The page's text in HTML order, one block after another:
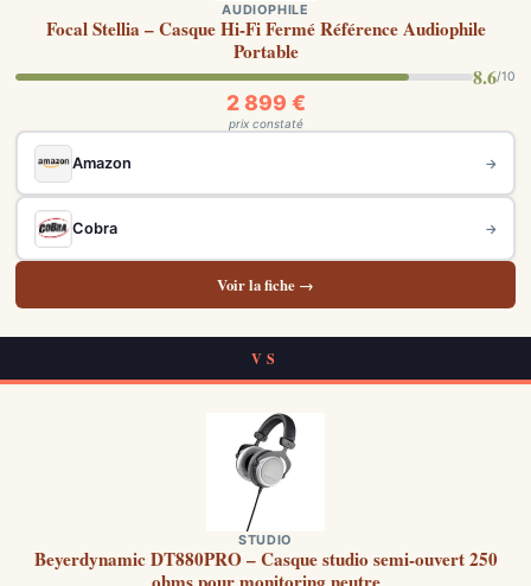
AUDIOPHILE
Focal Stellia – Casque Hi-Fi Fermé Référence Audiophile
Portable
8.6/10
2 899 €
prix constaté
Amazon →
Cobra →
Voir la fiche →
VS
STUDIO
Beyerdynamic DT880PRO – Casque studio semi-ouvert 250